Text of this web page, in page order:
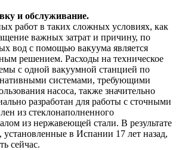
и обслуживание.
работ в таких сложных условиях, как
важных затрат и причину, по
вод с помощью вакуума является
решением. Расходы на техническое
с одной вакуумной станцией по
системами, требующими
насоса, также значительно
разработан для работы с сточными
из стеклонаполненного
из нержавеющей стали. В результате
в Испании 17 лет назад,
сейчас.